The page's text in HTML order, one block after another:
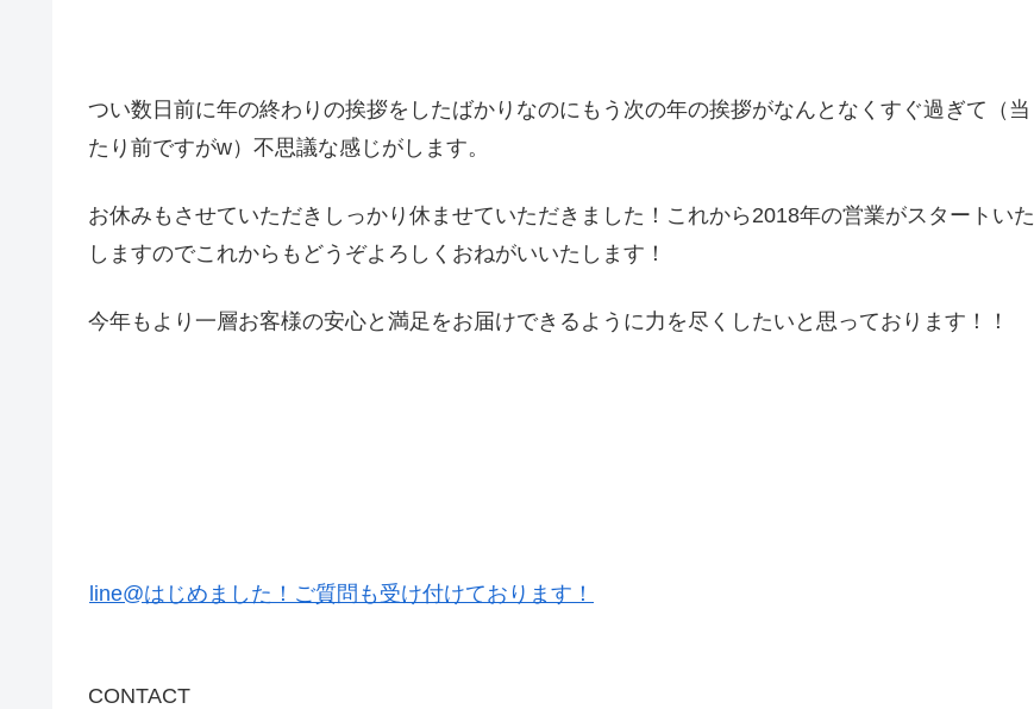
つい数日前に年の終わりの挨拶をしたばかりなのにもう次の年の挨拶がなんとなくすぐ過ぎて（当
たり前ですがw）不思議な感じがします。
お休みもさせていただきしっかり休ませていただきました！これから2018年の営業がスタートいた
しますのでこれからもどうぞよろしくおねがいいたします！
今年もより一層お客様の安心と満足をお届けできるように力を尽くしたいと思っております！！
line@はじめました！ご質問も受け付けております！
CONTACT